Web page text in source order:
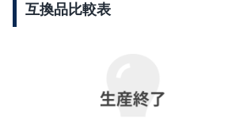
互換品比較表